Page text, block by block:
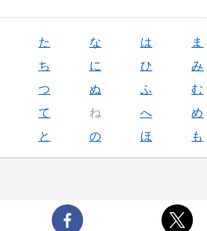
た な は ま
ち に ひ み
つ ぬ ふ む
て ね へ め
と の ほ も